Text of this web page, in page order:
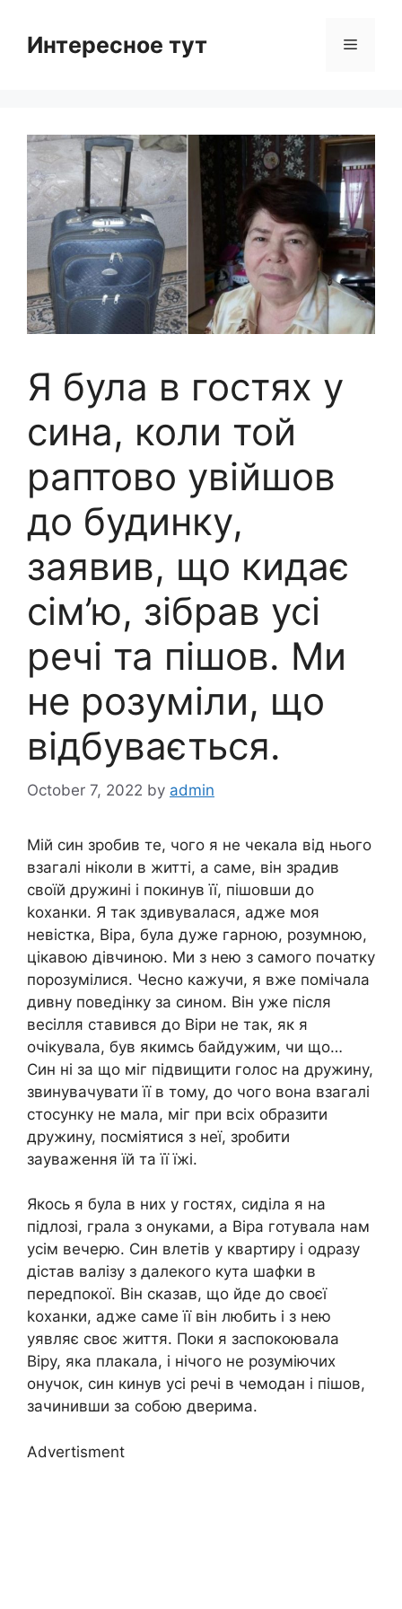
contentИнтересное тут Menu
Я була в гостях у
сина, коли той
раптово увійшов
до будинку,
заявив, що кидає
сім’ю, зібрав усі
речі та пішов. Ми
не розуміли, що
відбувається.
October 7, 2022 by admin
Мій син зробив те, чого я не чекала від нього
взагалі ніколи в житті, а саме, він зрадив
своїй дружині і покинув її, пішовши до
kоханки. Я так здивувалася, адже моя
невістка, Віра, була дуже гарною, розумною,
цікавою дівчиною. Ми з нею з самого початку
порозумілися. Чесно кажучи, я вже помічала
дивну поведінку за сином. Він уже після
весілля ставився до Віри не так, як я
очікувала, був якимсь байдужим, чи що…
Син ні за що міг підвищити голос на дружину,
звинувачувати її в тому, до чого вона взагалі
стосунку не мала, міг при всіх образити
дружину, посміятися з неї, зробити
зауваження їй та її їжі.
Якось я була в них у гостях, сиділа я на
підлозі, грала з онуками, а Віра готувала нам
усім вечерю. Син влетів у квартиру і одразу
дістав валізу з далекого кута шафки в
передпокої. Він сказав, що йде до своєї
kоханки, адже саме її він любить і з нею
уявляє своє життя. Поки я заспокоювала
Віру, яка плакала, і нічого не розуміючих
онучок, син кинув усі речі в чемодан і пішов,
зачинивши за собою дверима.
Advertisment